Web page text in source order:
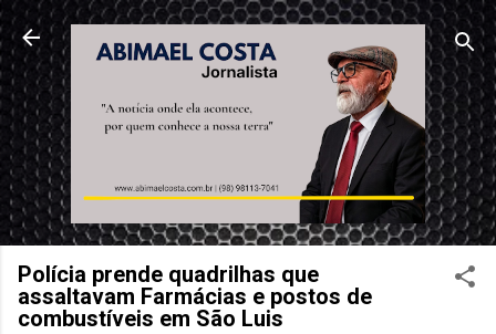
Pular para o conteúdo principal
Polícia prende quadrilhas que
assaltavam Farmácias e postos de
combustíveis em São Luis